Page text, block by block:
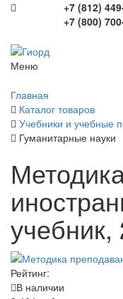
+7 (812)
+7 (800)
Меню
Главная
Каталог товаров
Учебники и учебные
Гуманитарные науки
учебник,
Рейтинг:
В наличии